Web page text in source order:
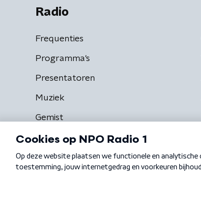
Radio
Frequenties
Programma's
Presentatoren
Muziek
Gemist
Algemene voorwaarden Privacybeleid